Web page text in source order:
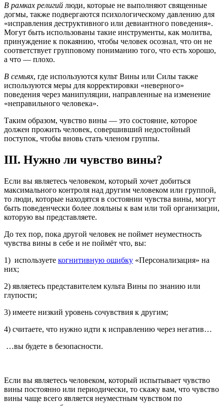
В рамках религий люди, которые не выполняют священные
догмы, также подвергаются психологическому давлению для
«исправления деструктивного или девиантного поведения».
Могут быть использованы такие инструменты, как молитва,
принуждение к покаянию, чтобы человек осознал, что он не
соответствует групповому пониманию того, что есть хорошо,
а что — плохо.
В семьях, где используются культ Вины или Силы также
используются меры для корректировки «неверного»
поведения через манипуляции, направленные на изменение
«неправильного человека».
Таким образом, чувство вины — это состояние, которое
должен прожить человек, совершивший недостойный
поступок, чтобы вновь стать членом группы.
III. Нужно ли чувство вины?
Если вы являетесь человеком, который хочет добиться
максимального контроля над другим человеком или группой,
то люди, которые находятся в состоянии чувства вины, могут
быть поведенчески более лояльны к вам или той организации,
которую вы представляете.
До тех пор, пока другой человек не поймет неуместность
чувства вины в себе и не поймёт что, вы:
1) используете когнитивную ошибку «Персонализация» на
них;
2) являетесь представителем культа Вины по знанию или
глупости;
3) имеете низкий уровень сочувствия к другим;
4) считаете, что нужно идти к исправлению через негатив…
…вы будете в безопасности.
Если вы являетесь человеком, который испытывает чувство
вины постоянно или периодически, то скажу вам, что чувство
вины чаще всего является неуместным чувством по